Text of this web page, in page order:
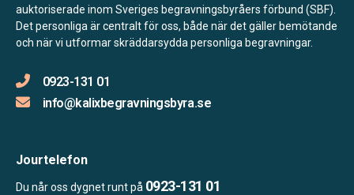
auktoriserade inom Sveriges begravningsbyråers förbund (SBF).
Det personliga är centralt för oss, både när det gäller bemötande
och när vi utformar skräddarsydda personliga begravningar.
0923-131 01
info@kalixbegravningsbyra.se
Jourtelefon
Du når oss dygnet runt på 0923-131 01